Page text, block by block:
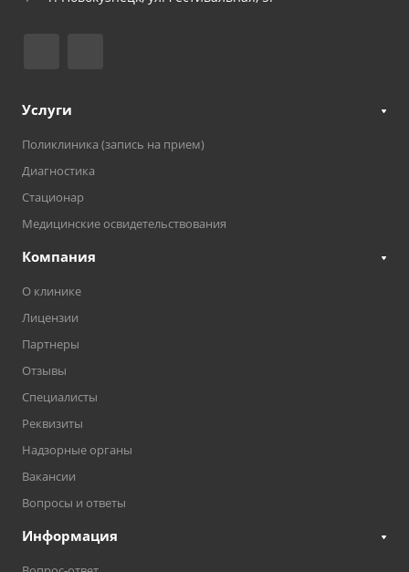
Услуги
Поликлиника (запись на прием)
Диагностика
Стационар
Медицинские освидетельствования
Компания
О клинике
Лицензии
Партнеры
Отзывы
Специалисты
Реквизиты
Надзорные органы
Вакансии
Вопросы и ответы
Информация